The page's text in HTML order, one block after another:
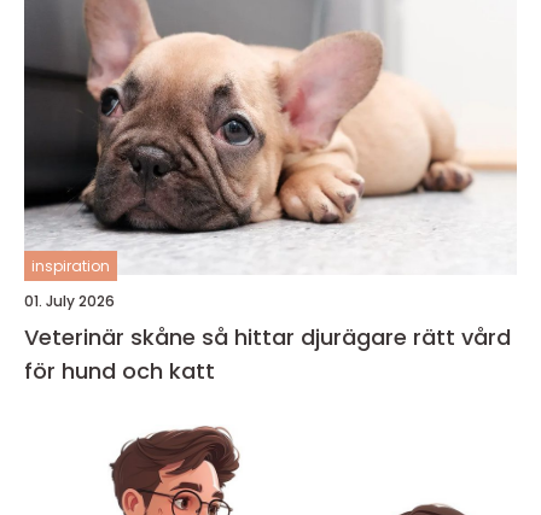
inspiration
01. July 2026
Veterinär skåne så hittar djurägare rätt vård
för hund och katt